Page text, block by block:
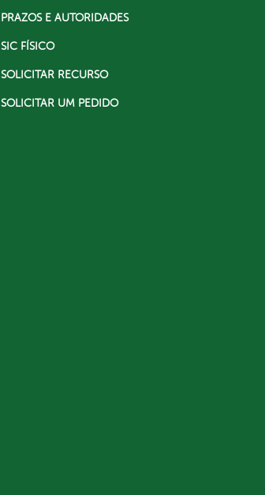
PRAZOS E AUTORIDADES
SIC FÍSICO
SOLICITAR RECURSO
SOLICITAR UM PEDIDO